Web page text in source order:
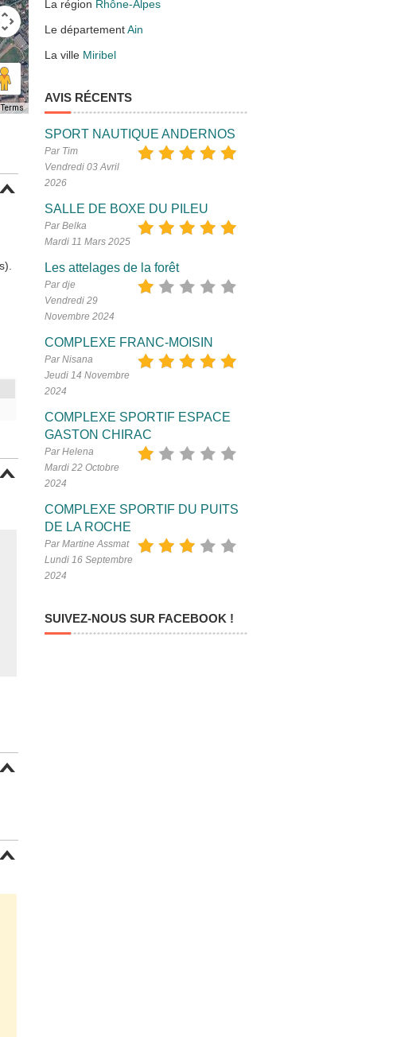
Terms
La région Rhône-Alpes
Le départementAin
La ville Miribel
AVIS RÉCENTS
SPORT NAUTIQUE ANDERNOS
Par Tim
Vendredi 03 Avril
2026
SALLE DE BOXE DU PILEU
Par Belka
Mardi 11 Mars 2025
Les attelages de la forêt
Par dje
Vendredi 29
Novembre 2024
COMPLEXE FRANC-MOISIN
Par Nisana
Jeudi 14 Novembre
2024
COMPLEXE SPORTIF ESPACE
GASTON CHIRAC
Par Helena
Mardi 22 Octobre
2024
COMPLEXE SPORTIF DU PUITS
DE LA ROCHE
Par Martine Assmat
Lundi 16 Septembre
2024
SUIVEZ-NOUS SUR FACEBOOK !